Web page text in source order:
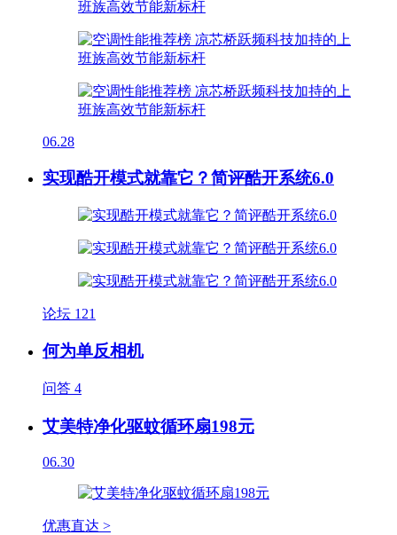
06.28
实现酷开模式就靠它？简评酷开系统6.0
论坛 121
何为单反相机
问答 4
艾美特净化驱蚊循环扇198元
06.30
优惠直达 >